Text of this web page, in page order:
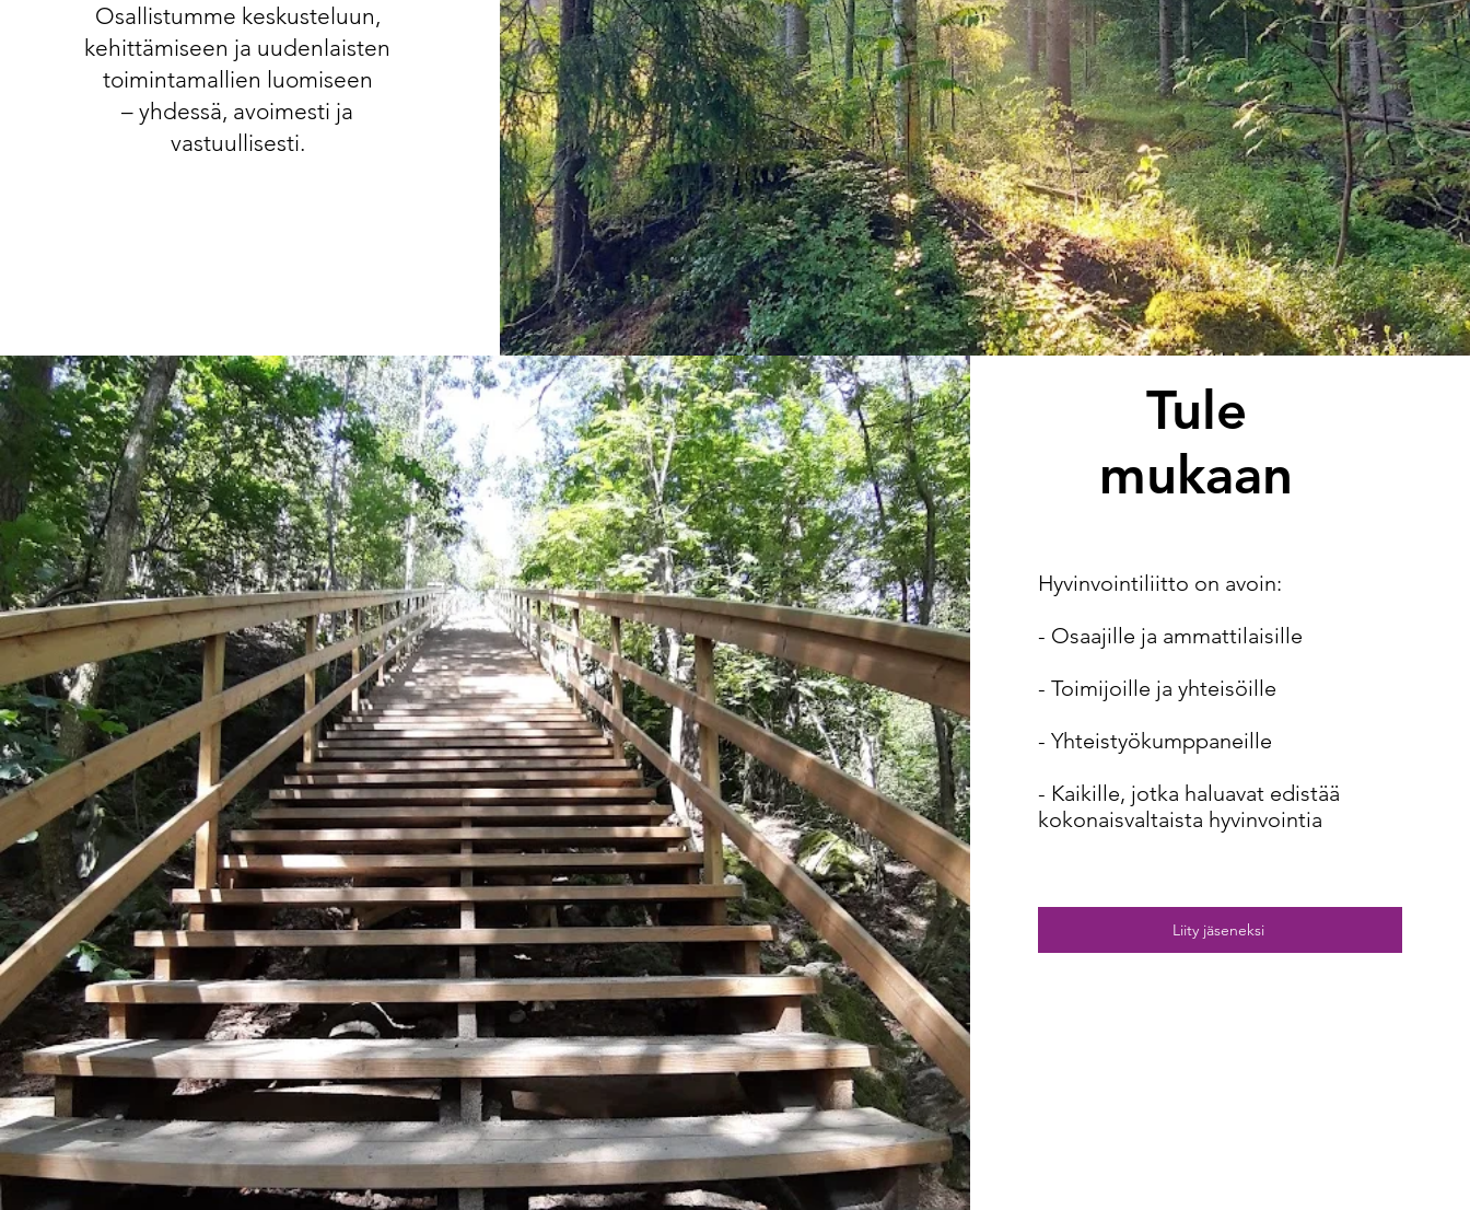
Osallistumme keskusteluun,
kehittämiseen ja uudenlaisten
toimintamallien luomiseen
– yhdessä, avoimesti ja
vastuullisesti.
Tule
mukaan
Hyvinvointiliitto on avoin:
- Osaajille ja ammattilaisille
- Toimijoille ja yhteisöille
- Yhteistyökumppaneille
- Kaikille, jotka haluavat edistää
kokonaisvaltaista hyvinvointia
Liity jäseneksi